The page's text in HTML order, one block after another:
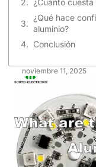
¿Cuánto cuesta
¿Qué hace
aluminio?
Conclusión
noviembre 11, 2025